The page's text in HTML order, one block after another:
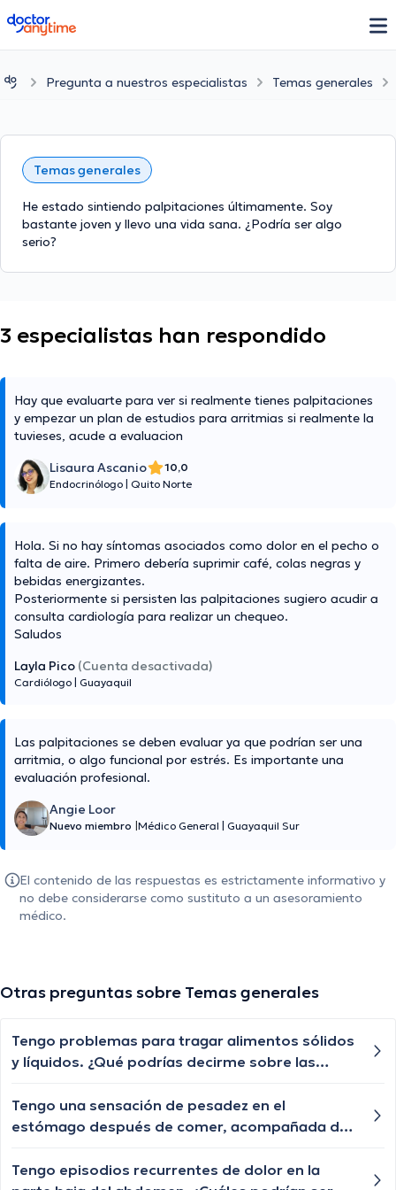
doctoranytime
Pregunta a nuestros especialistas Temas generales
Temas generales
He estado sintiendo palpitaciones últimamente. Soy
bastante joven y llevo una vida sana. ¿Podría ser algo
serio?
3 especialistas han respondido
Hay que evaluarte para ver si realmente tienes palpitaciones
y empezar un plan de estudios para arritmias si realmente la
tuvieses, acude a evaluacion
Lisaura Ascanio
10,0
Endocrinólogo Quito Norte
Hola. Si no hay síntomas asociados como dolor en el pecho o
falta de aire. Primero debería suprimir café, colas negras y
bebidas energizantes.
Posteriormente si persisten las palpitaciones sugiero acudir a
consulta cardiología para realizar un chequeo.
Saludos
Layla Pico (Cuenta desactivada)
Cardiólogo Guayaquil
Las palpitaciones se deben evaluar ya que podrían ser una
arritmia, o algo funcional por estrés. Es importante una
evaluación profesional.
Angie Loor
Nuevo miembro Médico General Guayaquil Sur
El contenido de las respuestas es estrictamente informativo y
no debe considerarse como sustituto a un asesoramiento
médico.
Otras preguntas sobre Temas generales
Tengo problemas para tragar alimentos sólidos
y líquidos. ¿Qué podrías decirme sobre las
buscar ayuda médica?
Tengo una sensación de pesadez en el
estómago después de comer, acompañada de
posibles causas de esta sensación y cuándo
Tengo episodios recurrentes de dolor en la